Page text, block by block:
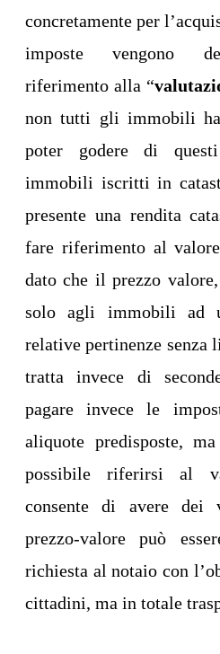
concretamente per
imposte vengono
riferimento alla “
non tutti gli immobili
poter godere di
immobili iscritti in
presente una rendita
fare riferimento al
dato che il prezzo
solo agli immobili ad
relative pertinenze senza
tratta invece di
pagare invece le
aliquote predisposte,
possibile riferirsi al
consente di avere dei
prezzo-valore può
richiesta al notaio con
cittadini, ma in totale